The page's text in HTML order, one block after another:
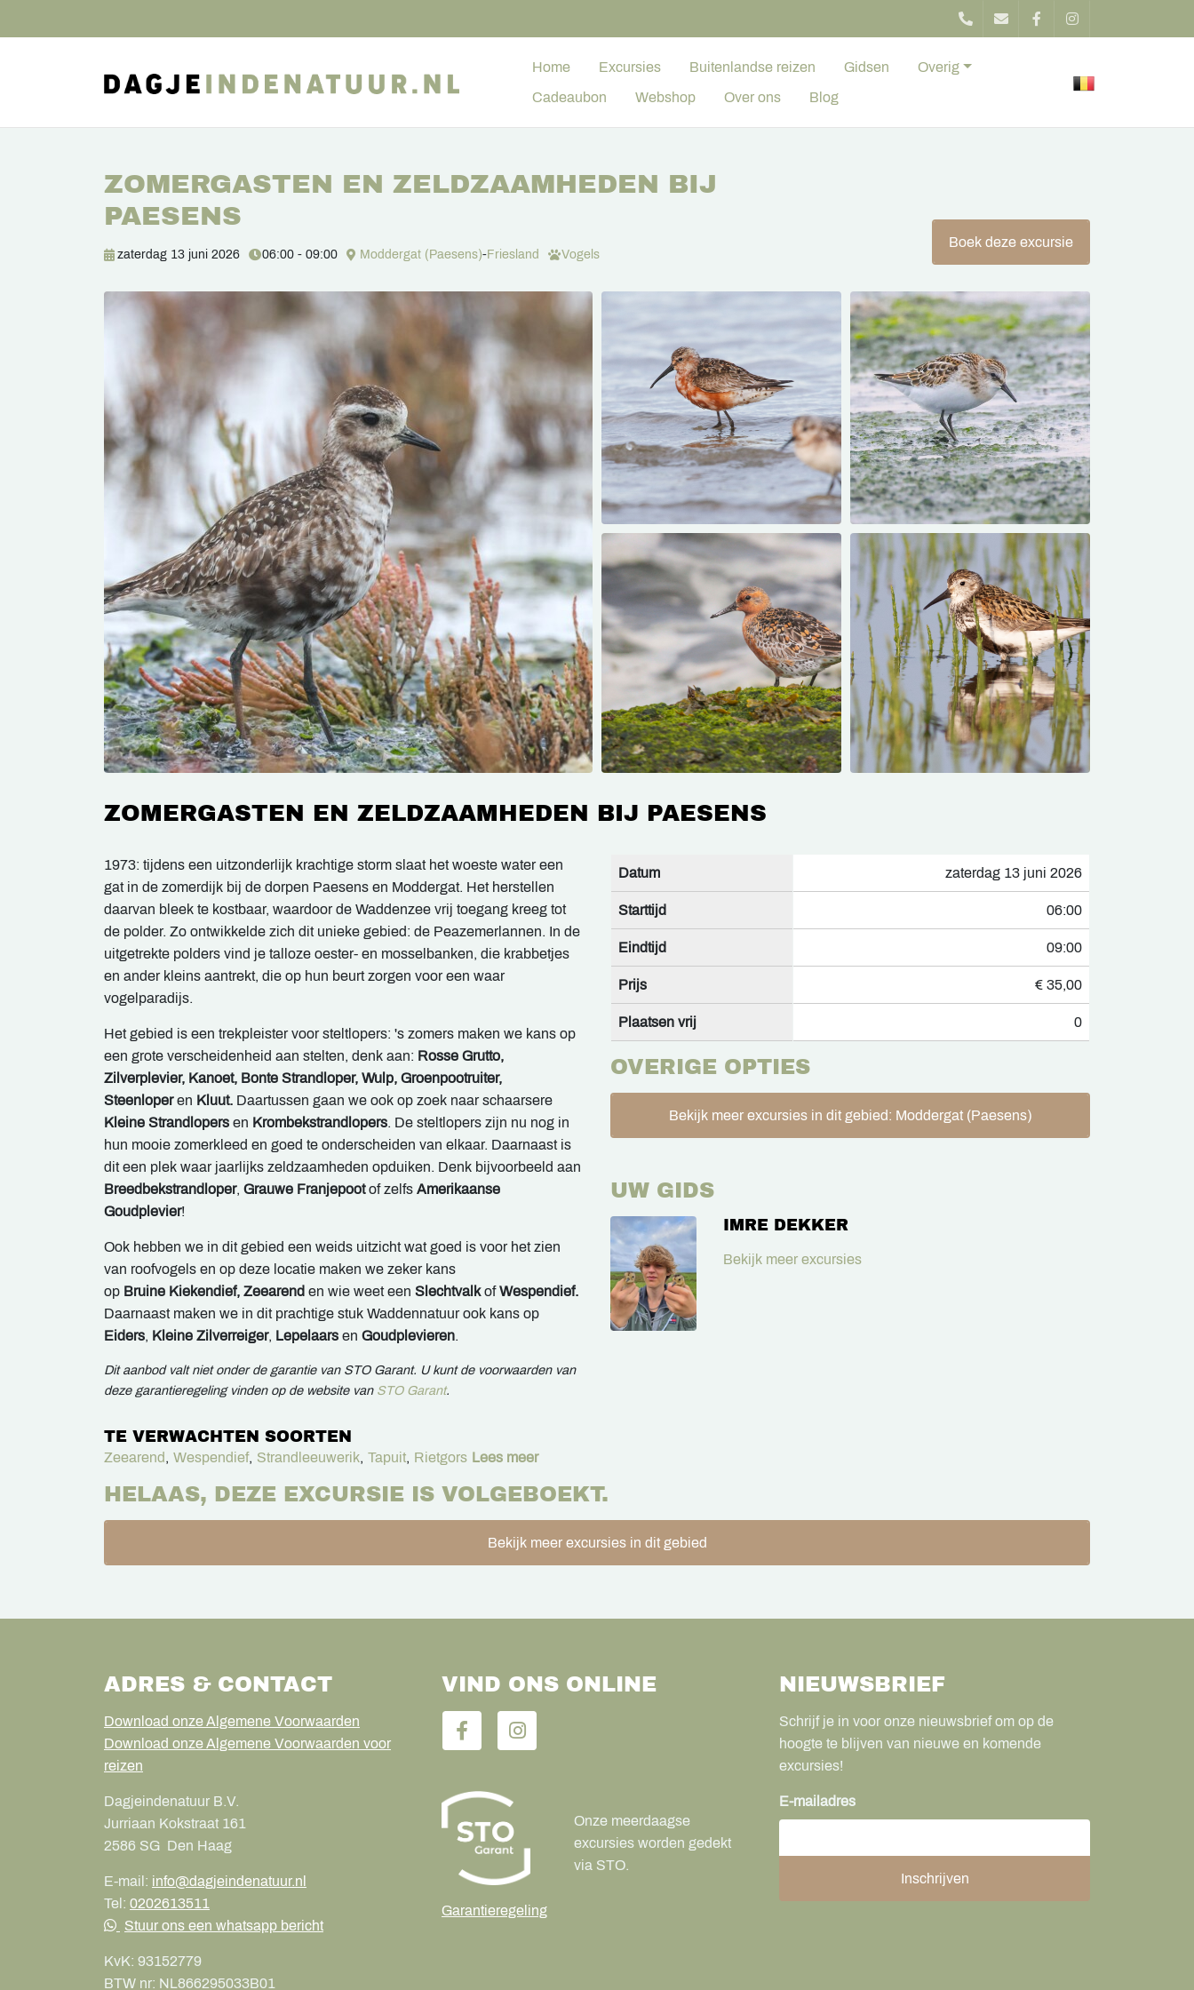
Home Excursies Buitenlandse reizen Gidsen Overig
Cadeaubon Webshop Over ons Blog
ZOMERGASTEN EN ZELDZAAMHEDEN BIJ
PAESENS
zaterdag 13 juni 2026 06:00 - 09:00 Moddergat (Paesens)-Friesland Vogels
Boek deze excursie
ZOMERGASTEN EN ZELDZAAMHEDEN BIJ PAESENS
1973: tijdens een uitzonderlijk krachtige storm slaat het woeste water een
gat in de zomerdijk bij de dorpen Paesens en Moddergat. Het herstellen
daarvan bleek te kostbaar, waardoor de Waddenzee vrij toegang kreeg tot
de polder. Zo ontwikkelde zich dit unieke gebied: de Peazemerlannen. In de
uitgetrekte polders vind je talloze oester- en mosselbanken, die krabbetjes
en ander kleins aantrekt, die op hun beurt zorgen voor een waar
vogelparadijs.
Het gebied is een trekpleister voor steltlopers: 's zomers maken we kans op
een grote verscheidenheid aan stelten, denk aan: Rosse Grutto,
Zilverplevier, Kanoet, Bonte Strandloper, Wulp, Groenpootruiter,
Steenloperen Kluut. Daartussen gaan we ook op zoek naar schaarsere
Kleine Strandlopers en Krombekstrandlopers. De steltlopers zijn nu nog in
hun mooie zomerkleed en goed te onderscheiden van elkaar. Daarnaast is
dit een plek waar jaarlijks zeldzaamheden opduiken. Denk bijvoorbeeld aan
Breedbekstrandloper, Grauwe Franjepootof zelfs Amerikaanse
Goudplevier!
Ook hebben we in dit gebied een weids uitzicht wat goed is voor het zien
van roofvogels en op deze locatie maken we zeker kans
op Bruine Kiekendief, Zeearend en wie weet een S lechtvalkofWespendief.
Daarnaast maken we in dit prachtige stuk Waddennatuur ook kans op
Eiders, Kleine Zilverreiger, Lepelaars en Goudplevieren.
Dit aanbod valt niet onder de garantie van STO Garant. U kunt de voorwaarden van
deze garantieregeling vinden op de website van STO Garant.
TE VERWACHTEN SOORTEN
Zeearend, Wespendief, Strandleeuwerik, Tapuit, Rietgors Lees meer
Datum zaterdag 13 juni 2026
Starttijd 06:00
Eindtijd 09:00
Prijs € 35,00
Plaatsen vrij 0
OVERIGE OPTIES
Bekijk meer excursies in dit gebied: Moddergat (Paesens)
UW GIDS
IMRE DEKKER
Bekijk meer excursies
HELAAS, DEZE EXCURSIE IS VOLGEBOEKT.
Bekijk meer excursies in dit gebied
ADRES & CONTACT
Download onze Algemene Voorwaarden
Download onze Algemene Voorwaarden voor
reizen
Dagjeindenatuur B.V.
Jurriaan Kokstraat 161
2586 SG Den Haag
E-mail: info@dagjeindenatuur.nl
Tel: 0202613511
Stuur ons een whatsapp bericht
KvK: 93152779
BTW nr: NL866295033B01
VIND ONS ONLINE
Garantieregeling
Onze meerdaagse
excursies worden gedekt
via STO.
NIEUWSBRIEF
Schrijf je in voor onze nieuwsbrief om op de
hoogte te blijven van nieuwe en komende
excursies!
E-mailadres